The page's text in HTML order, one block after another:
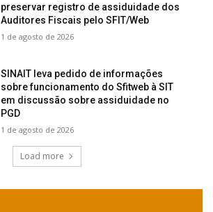
preservar registro de assiduidade dos
Auditores Fiscais pelo SFIT/Web
1 de agosto de 2026
SINAIT leva pedido de informações
sobre funcionamento do Sfitweb à SIT
em discussão sobre assiduidade no
PGD
1 de agosto de 2026
Load more